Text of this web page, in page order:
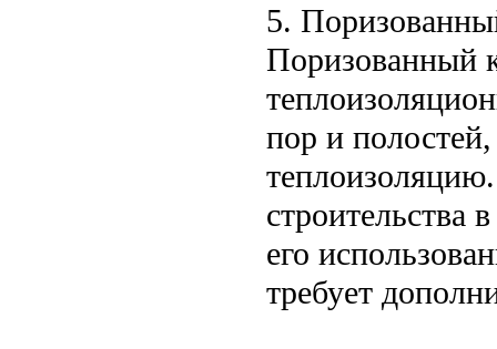
5.
Поризованный
пор и
строительства
его
требует